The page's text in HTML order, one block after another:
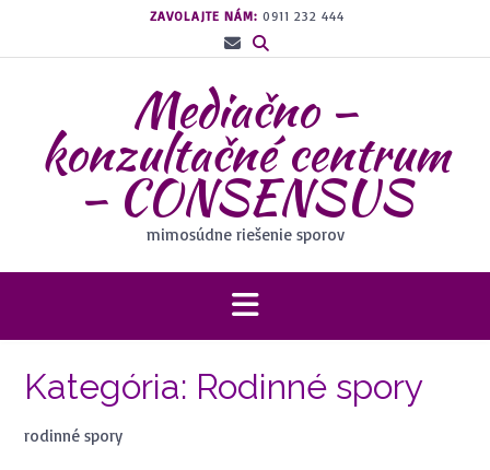
obsah
ZAVOLAJTE NÁM: 0911 232 444
Mediačno –
konzultačné centrum
– CONSENSUS
mimosúdne riešenie sporov
Kategória: Rodinné spory
rodinné spory